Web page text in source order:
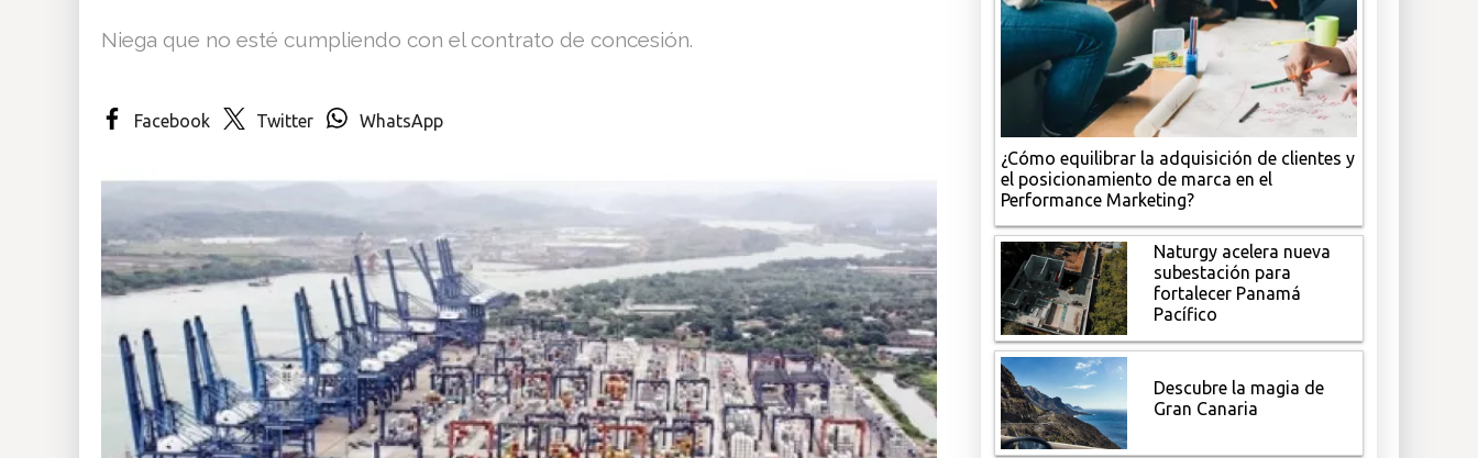
Niega que no esté cumpliendo con el contrato de concesión.
Facebook Twitter WhatsApp
¿Cómo equilibrar la adquisición de clientes y
el posicionamiento de marca en el
Performance Marketing?
Naturgy acelera nueva
subestación para
fortalecer Panamá
Pacífico
Descubre la magia de
Gran Canaria